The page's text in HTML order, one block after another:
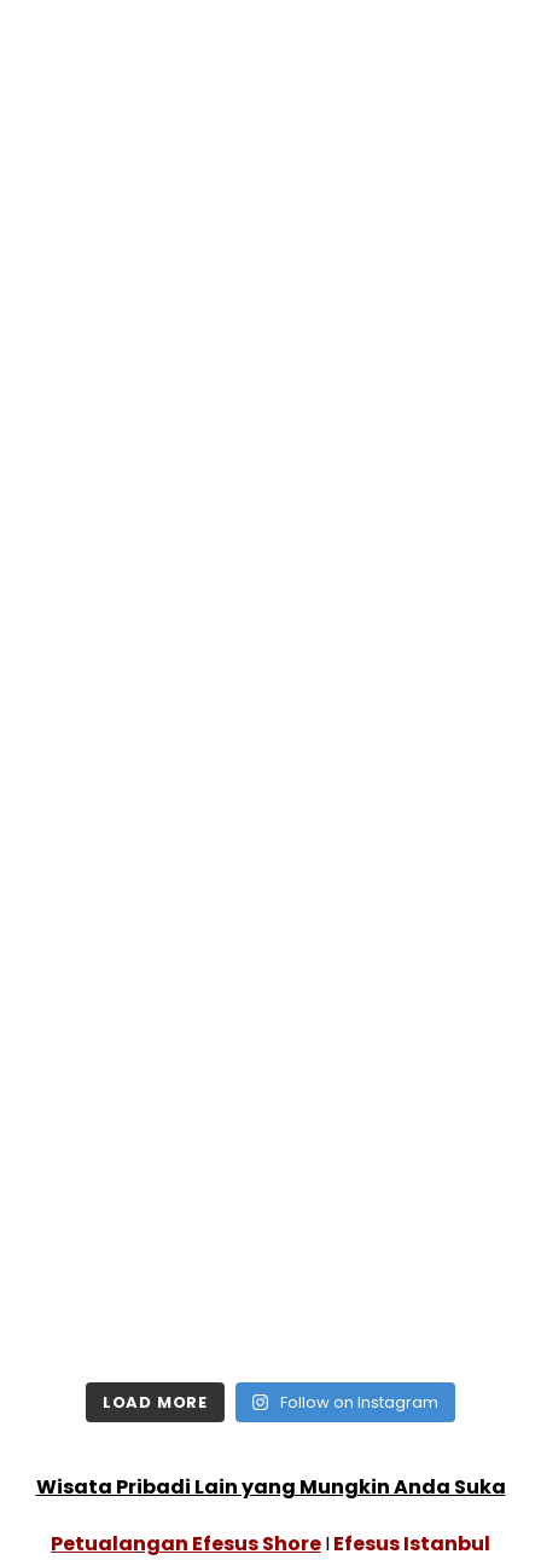
LOAD MORE Follow on Instagram
Wisata Pribadi Lain yang Mungkin Anda Suka
Petualangan Efesus ShoreIEfesus Istanbul